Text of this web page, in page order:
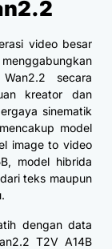
video besar
secara
kreator dan
sinematik
model
image to video
model hibrida
teks maupun
dengan data
T2V A14B